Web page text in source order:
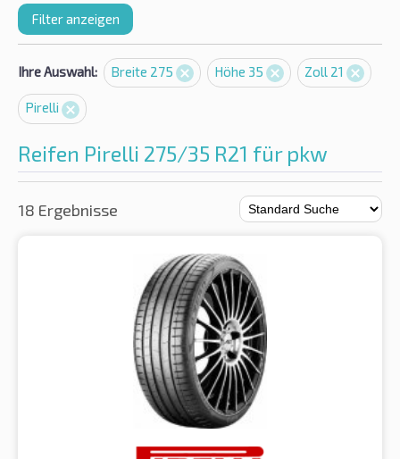
Filter anzeigen
Ihre Auswahl: Breite 275 Höhe 35 Zoll 21
Pirelli
Reifen Pirelli 275/35 R21 für pkw
18 Ergebnisse